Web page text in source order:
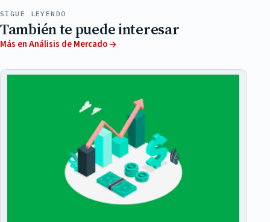
SIGUE LEYENDO
También te puede interesar
Más en Análisis de Mercado